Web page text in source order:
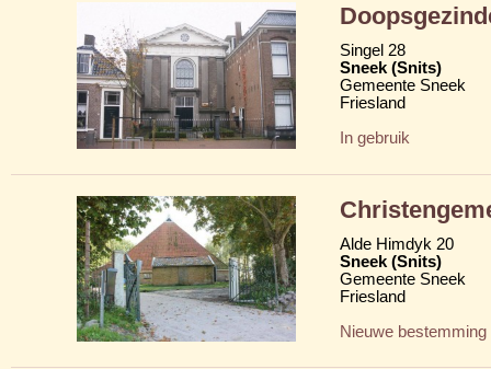
Singel 28
Sneek (Snits)
Gemeente Sneek
Friesland
In gebruik
Alde Himdyk 20
Sneek (Snits)
Gemeente Sneek
Friesland
Nieuwe bestemming